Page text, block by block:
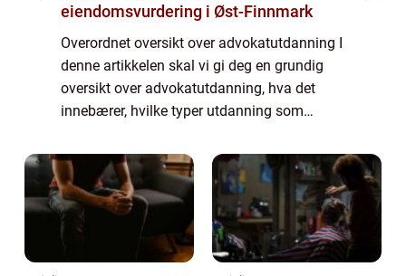
eiendomsvurdering i Øst-Finnmark
Overordnet oversikt over advokatutdanning I
denne artikkelen skal vi gi deg en grundig
oversikt over advokatutdanning, hva det
innebærer, hvilke typer utdanning som
hverandre. Vi vil også diskutere historien bak
...